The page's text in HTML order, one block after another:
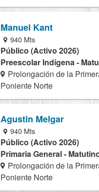
Manuel Kant
940 Mts
Público (Activo 2026)
Preescolar Indígena -
Prolongación de la
Poniente Norte
Agustin Melgar
940 Mts
Público (Activo 2026)
Primaria General -
Prolongación de la
Poniente Norte